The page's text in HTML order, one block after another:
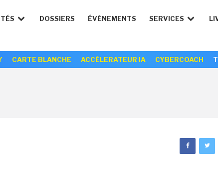
DOSSIERS ÉVÉNEMENTS SERVICES
CARTE BLANCHE ACCÉLERATEUR IA CYBERCOACH